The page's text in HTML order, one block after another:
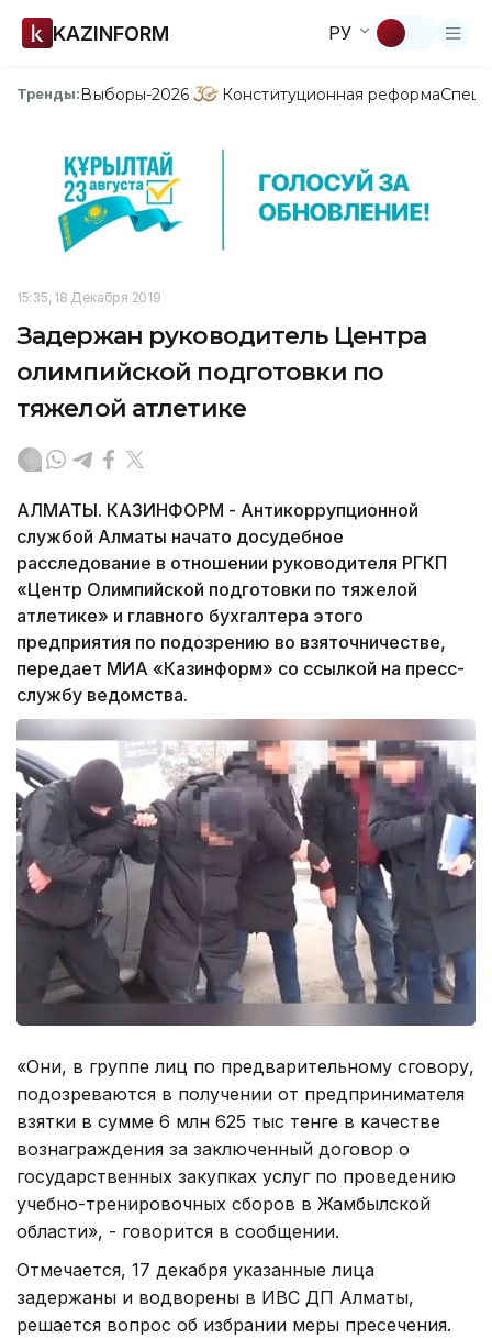
KAZINFORM РУ
Тренды:Выборы-2026 Конституционная реформа
15:35, 18 Декабря 2019
Задержан руководитель Центра
олимпийской подготовки по
тяжелой атлетике
АЛМАТЫ. КАЗИНФОРМ - Антикоррупционной
службой Алматы начато досудебное
расследование в отношении руководителя РГКП
«Центр Олимпийской подготовки по тяжелой
атлетике» и главного бухгалтера этого
предприятия по подозрению во взяточничестве,
передает МИА «Казинформ» со ссылкой на пресс-
службу ведомства.
«Они, в группе лиц по предварительному сговору,
подозреваются в получении от предпринимателя
взятки в сумме 6 млн 625 тыс тенге в качестве
вознаграждения за заключенный договор о
государственных закупках услуг по проведению
учебно-тренировочных сборов в Жамбылской
области», - говорится в сообщении.
Отмечается, 17 декабря указанные лица
задержаны и водворены в ИВС ДП Алматы,
решается вопрос об избрании меры пресечения.